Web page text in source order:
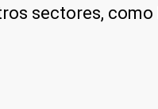
sectores,